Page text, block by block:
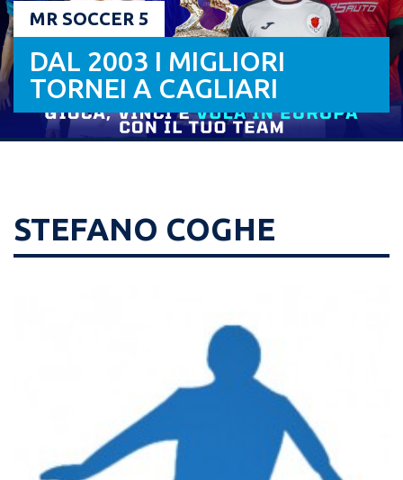
MR SOCCER 5
DAL 2003 I MIGLIORI
TORNEI A CAGLIARI
STEFANO COGHE